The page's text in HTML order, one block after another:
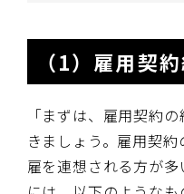
（1）雇用契
「まずは、雇用契約
きましょう。雇用契
雇を連想される方が